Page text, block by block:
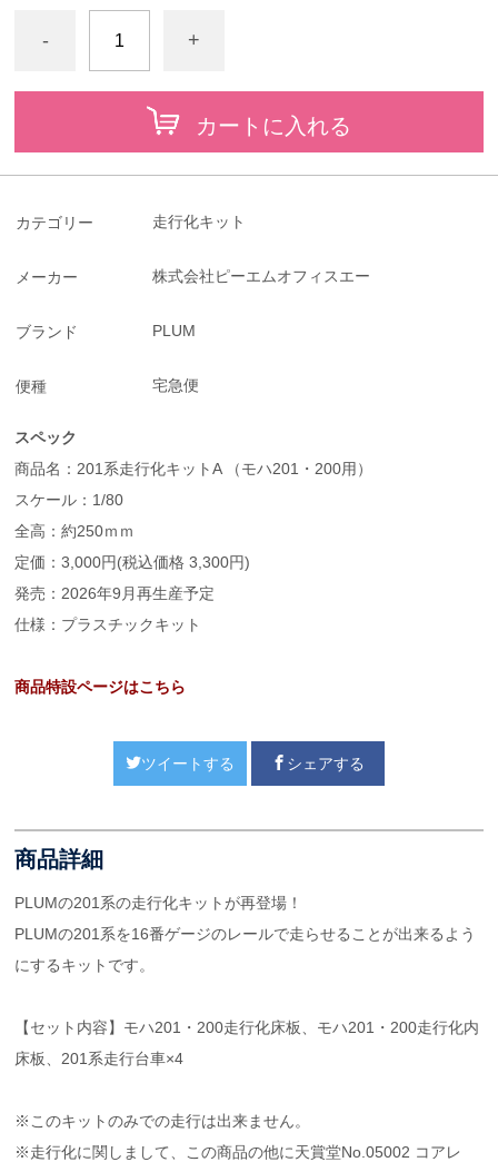
- +
カートに入れる
カテゴリー 走行化キット
メーカー 株式会社ピーエムオフィスエー
ブランド PLUM
便種 宅急便
スペック
商品名：201系走行化キットA （モハ201・200用）
スケール：1/80
全高：約250ｍｍ
定価：3,000円(税込価格 3,300円)
発売：2026年9月再生産予定
仕様：プラスチックキット
商品特設ページはこちら
ツイートする シェアする
商品詳細
PLUMの201系の走行化キットが再登場！
PLUMの201系を16番ゲージのレールで走らせることが出来るよう
にするキットです。
【セット内容】モハ201・200走行化床板、モハ201・200走行化内
床板、201系走行台車×4
※このキットのみでの走行は出来ません。
※走行化に関しまして、この商品の他に天賞堂No.05002 コアレ